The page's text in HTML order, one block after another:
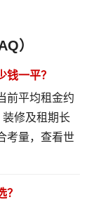
）
一平？
前平均租金约
修及租期长
量， 查看世